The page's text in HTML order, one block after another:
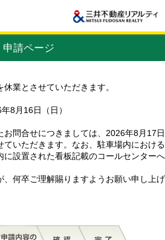
請ページ
業とさせていただきます。
8月16日（日）
お問合せにつきましては、2026年8月17日
ていただきます。なお、駐車場内における
に設置された看板記載のコールセンターへ
、何卒ご理解賜りますようお願い申し上げ